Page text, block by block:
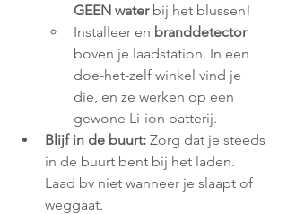
GEEN water bij het blussen!
Installeer en branddetector
boven je laadstation. In een
doe-het-zelf winkel vind je
die, en ze werken op een
gewone Li-ion batterij.
Blijf in de buurt: Zorg dat je steeds
in de buurt bent bij het laden.
Laad bv niet wanneer je slaapt of
weggaat.